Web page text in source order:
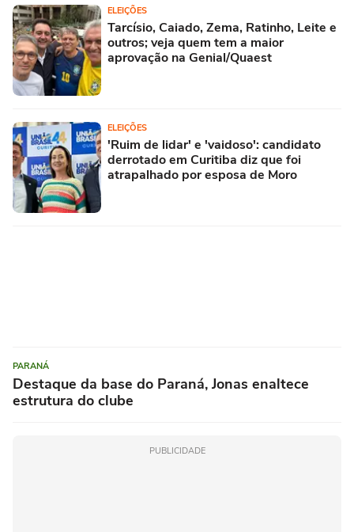
ELEIÇÕES
Tarcísio, Caiado, Zema, Ratinho, Leite e
outros; veja quem tem a maior
aprovação na Genial/Quaest
ELEIÇÕES
'Ruim de lidar' e 'vaidoso': candidato
derrotado em Curitiba diz que foi
atrapalhado por esposa de Moro
PARANÁ
Destaque da base do Paraná, Jonas enaltece
estrutura do clube
PUBLICIDADE